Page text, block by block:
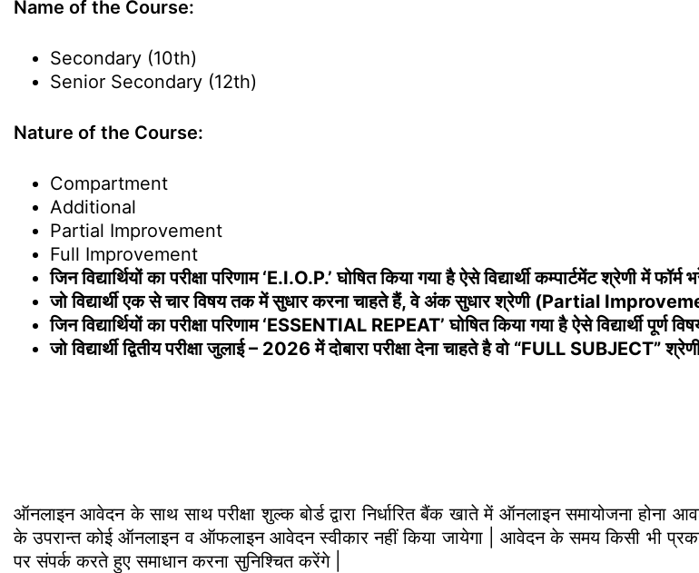
Name of the Course:
Secondary (10th)
Senior Secondary (12th)
Nature of the Course:
Compartment
Additional
Partial Improvement
Full Improvement
जिन विद्यार्थियों का परीक्षा परिणाम ‘E.I.O.P.’ घोषित किया गया है ऐसे विद्यार्थी कम्पार्टमेंट श्रेणी में फॉर्म
जो विद्यार्थी एक से चार विषय तक में सुधार करना चाहते हैं, वे अंक सुधार श्रेणी (Partial
जिन विद्यार्थियों का परीक्षा परिणाम ‘ESSENTIAL REPEAT’ घोषित किया गया है ऐसे विद्यार्थी
जो विद्यार्थी द्वितीय परीक्षा जुलाई – 2026 में दोबारा परीक्षा देना चाहते है वो “FULL SUBJECT”
ऑनलाइन आवेदन के साथ साथ परीक्षा शुल्क बोर्ड द्वारा निर्धारित बैंक खाते में ऑनलाइन समायोजना
के उपरान्त कोई ऑनलाइन व ऑफलाइन आवेदन स्वीकार नहीं किया जायेगा | आवेदन के समय किसी भी
पर संपर्क करते हुए समाधान करना सुनिश्चित करेंगे |